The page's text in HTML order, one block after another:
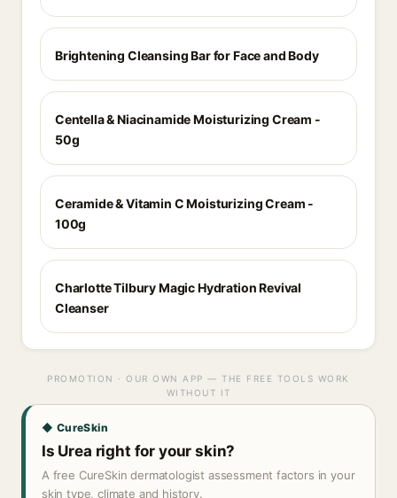
Brightening Cleansing Bar for Face and Body
Centella & Niacinamide Moisturizing Cream -
50g
Ceramide & Vitamin C Moisturizing Cream -
100g
Charlotte Tilbury Magic Hydration Revival
Cleanser
PROMOTION · OUR OWN APP — THE FREE TOOLS WORK
WITHOUT IT
◆ CureSkin
Is Urea right for your skin?
A free CureSkin dermatologist assessment factors in your
skin type, climate and history.